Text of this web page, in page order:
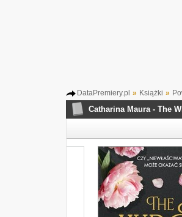
DataPremiery.pl » Książki »
Catharina Maura - The